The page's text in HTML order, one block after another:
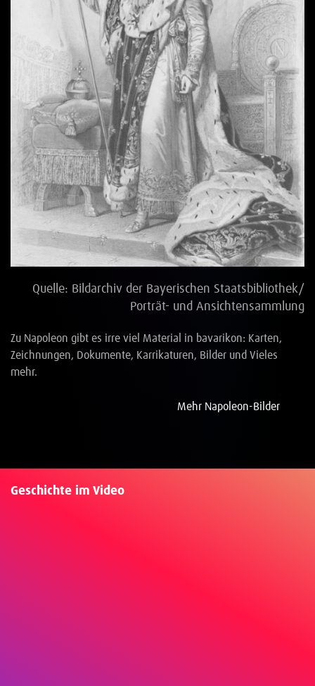
Quelle: Bildarchiv der Bayerischen Staatsbibliothek/
Porträt- und Ansichtensammlung
Zu Napoleon gibt es irre viel Material in bavarikon: Karten,
Zeichnungen, Dokumente, Karrikaturen, Bilder und Vieles
mehr.
Mehr Napoleon-Bilder
Geschichte im Video